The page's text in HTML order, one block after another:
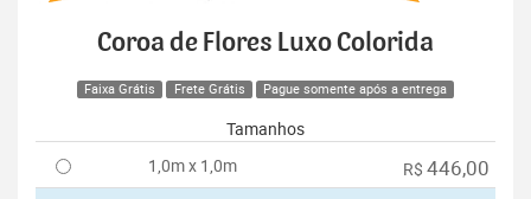
Coroa de Flores Luxo Colorida
Faixa Grátis Frete Grátis Pague somente após a entrega
Tamanhos
1,0m x 1,0m
R$ 446,00